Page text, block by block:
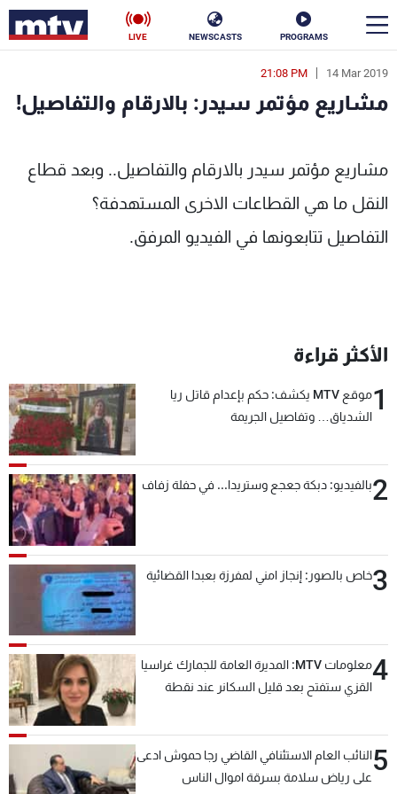
PROGRAMS
NEWSCASTS
LIVE
14 Mar 2019
21:08 PM
مشاريع مؤتمر سيدر: بالارقام والتفاصيل!
مشاريع مؤتمر سيدر بالارقام والتفاصيل.. وبعد قطاع
النقل ما هي القطاعات الاخرى المستهدفة؟
التفاصيل تتابعونها في الفيديو المرفق.
الأكثر قراءة
1
موقع MTV يكشف: حكم بإعدام قاتل ريا
الشدياق… وتفاصيل الجريمة
2بالفيديو: دبكة جعجع وستريدا... في حفلة زفاف
3خاص بالصور: إنجاز امني لمفرزة بعبدا القضائية
4
معلومات MTV: المديرة العامة للجمارك غراسيا
القزي ستفتح بعد قليل السكانر عند نقطة
السعودية والدول العربية
5النائب العام الاستئنافي القاضي رجا حموش ادعى
على رياض سلامة بسرقة اموال الناس
en
الأخبار
سياسة ناس
إقتصاد فن
منوعات رياضة
البرامج
جدول البرامج
شاهد البرامج
عن MTV
وظائف
سياسة الخصوصية